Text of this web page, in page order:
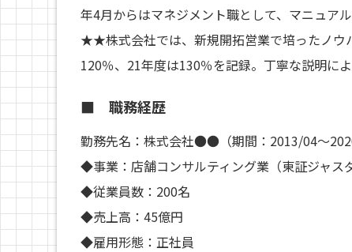
年4月からはマネジメント職として、マニュア
★★株式会社では、新規開拓営業で培ったノウ
120％、21年度は130％を記録。丁寧な説明に
■ 職務経歴
勤務先名：株式会社●●（期間：2013/04～
◆事業：店舗コンサルティング業（東証ジャス
◆従業員数：200名
◆売上高：45億円
◆雇用形態：正社員